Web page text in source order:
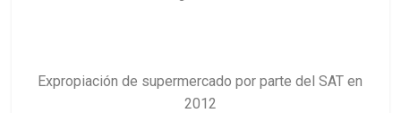
Expropiación de supermercado por parte del SAT en
2012